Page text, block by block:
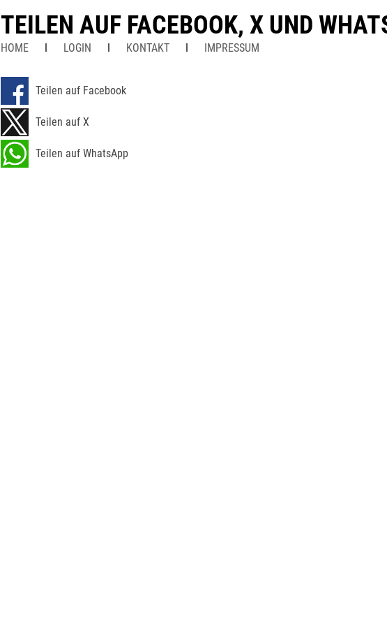
TEILEN AUF FACEBOOK, X UND
HOME LOGIN KONTAKT IMPRESSUM
Teilen auf Facebook
Teilen auf X
Teilen auf WhatsApp